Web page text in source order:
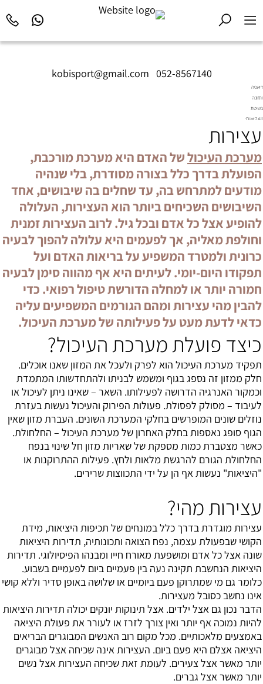
kobisport@gmail.com 052-8567140
דיאטה
ותזונה
בשיטת
Diet2All:
שמאחורי
המושלם.
עצירות
מערכת העיכולשל האדם היא מערכת מורכבת,
הפועלת בדרך כלל בצורה מסודרת, בלי שנהיה
מודעים למתרחש בה, עד שחלים בה שיבושים, אחד
השיבושים השכיחים ביותר הוא העצירות, העלולה
להופיע אצל כל אדם ובכל גיל. לרוב העצירות זמנית
וחולפת מאליה, אך לפעמים היא עלולה להפוך לבעיה
כרונית ולמטרד המשפיע על בריאות האדם ועל
תפקודו היום-יומי. לעיתים היא אף מהווה סימן לבעיה
חמורה יותר או למחלה הדורשת טיפול רפואי. כדי
להבין מהי עצירות ומהם הגורמים המשפיעים עליה
כדאי לדעת מעט על פעילותה של מערכת העיכול.
כיצד פועלת מערכת העיכול?
תפקיד מערכת העיכול הוא לפרק ולעכל את המזון שאנו אוכלים.
חלק ממזון זה נספג בגוף ומשמש לבניתו ולהתחדשותו המתמדת
וכמקור האנרגיה הדרושה לפעילותו. השאר – שאינו ניתן לעיכול או
לעיבוד – מסולק לפסולת. פעולות הפירוק והעיכול נעשות בעזרת
נוזלים שונים המופרשים בחלקי המערכת השונים. העברת מזון שאין
הגוף סופג נאספות בחלק האחרון של מערכת העיכול – החלחולת.
כאשר מצטברת כמות מספקת של שאריות מזון חל שינוי בנפח
החלחולת הגורם להרגשת מלאות ולחץ. פעילות ההתרוקנות או
"היציאות" נעשות אף הן על ידי התכווצות שרירים.
עצירות מהי?
עצירות מוגדרת בדרך כלל במונחים של תכיפות היציאות, מידת
הקושי שבפעולת עצמה, נפח הצואה ותכונותיה, תדירות היציאות
שונה אצל כל אדם ומושפעת מאורח חייו ומבנהו הפיסיולוגי. תדירות
היציאות הנחשבת תקינה נעה בין פעמיים ביום לפעמיים בשבוע.
כלומר גם מי שמתרוקן פעם ביומיים או שלושה באופן סדיר וללא קושי
אינו נחשב כסובל מעצירות.
הדבר נכון גם אצל ילדים. אצל תינוקות יונקים יכולה תדירות היציאות
להיות נמוכה אף יותר ואין צורך לזרז או לעורר את פעולת היציאה
באמצעים מלאכותיים. מכל מקום רוב האנשים המבוגרים הבריאים
היציאה אצלם היא פעם ביום. העצירות אינה שכיחה אצל מבוגרים
יותר מאשר אצל צעירים. לעומת זאת שכיחה העצירות אצל נשים
יותר מאשר אצל גברים.